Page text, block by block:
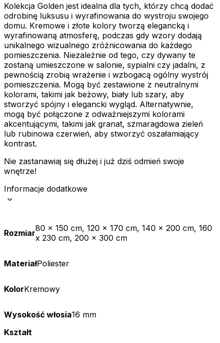
Kolekcja Golden jest idealna dla tych, którzy chcą dodać
odrobinę luksusu i wyrafinowania do wystroju swojego
domu. Kremowe i złote kolory tworzą elegancką i
wyrafinowaną atmosferę, podczas gdy wzory dodają
unikalnego wizualnego zróżnicowania do każdego
pomieszczenia. Niezależnie od tego, czy dywany te
zostaną umieszczone w salonie, sypialni czy jadalni, z
pewnością zrobią wrażenie i wzbogacą ogólny wystrój
pomieszczenia. Mogą być zestawione z neutralnymi
kolorami, takimi jak beżowy, biały lub szary, aby
stworzyć spójny i elegancki wygląd. Alternatywnie,
mogą być połączone z odważniejszymi kolorami
akcentującymi, takimi jak granat, szmaragdowa zieleń
lub rubinowa czerwień, aby stworzyć oszałamiający
kontrast.
Nie zastanawiaj się dłużej i już dziś odmień swoje
wnętrze!
Informacje dodatkowe
Rozmiar80 x 150 cm, 120 x 170 cm, 140 x 200 cm, 160
x 230 cm, 200 x 300 cm
MateriałPoliester
KolorKremowy
Wysokość włosia16 mm
Kształt